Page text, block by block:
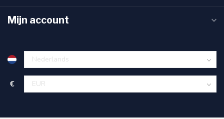
Mijn account
€